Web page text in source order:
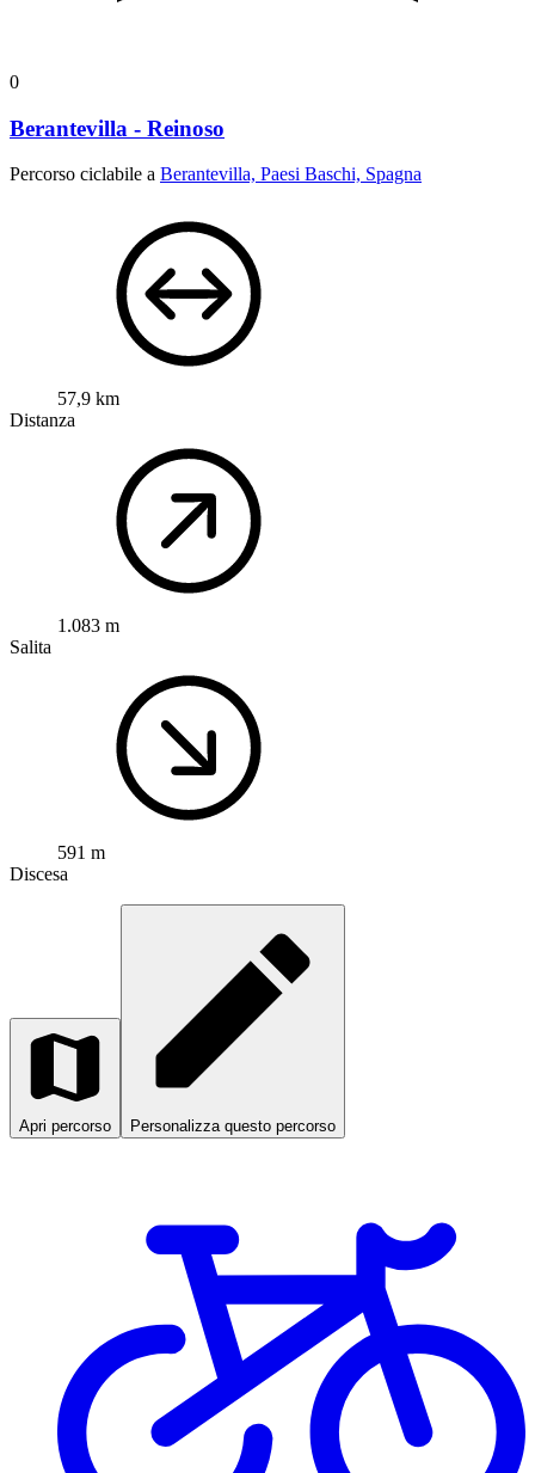
0
Berantevilla - Reinoso
Percorso ciclabile a Berantevilla, Paesi Baschi, Spagna
57,9 km
Distanza
1.083 m
Salita
591 m
Discesa
Apri percorso Personalizza questo percorso